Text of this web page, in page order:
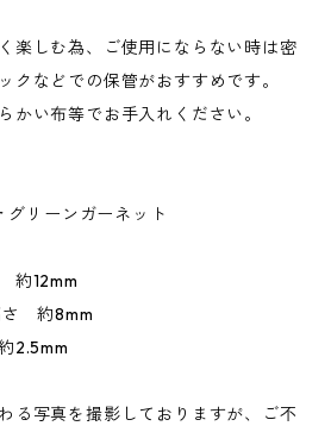
楽しむ為、ご使用にならない時は密
クなどでの保管がおすすめです。
かい布等でお手入れください。
リーンガーネット
約12mm
約8mm
2.5mm
る写真を撮影しておりますが、ご不